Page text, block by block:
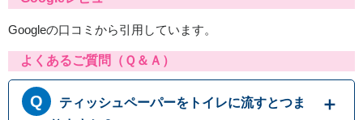
Googleの口コミから引用しています。
よくあるご質問（Ｑ＆Ａ）
ティッシュペーパーをトイレに流すとつま